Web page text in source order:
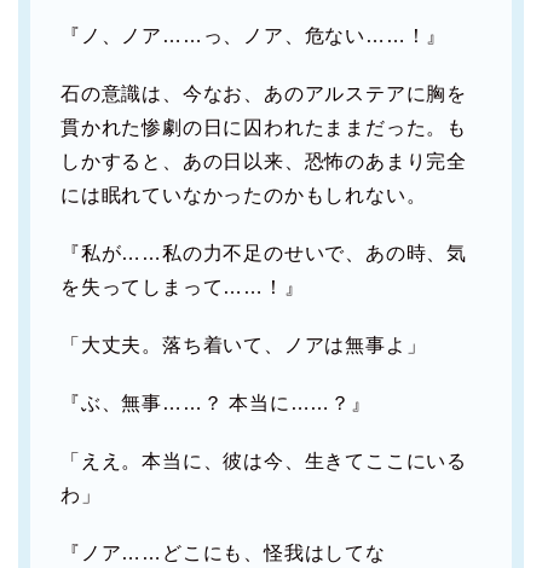
『ノ、ノア……っ、ノア、危ない……！』
石の意識は、今なお、あのアルステアに胸を
貫かれた惨劇の日に囚われたままだった。も
しかすると、あの日以来、恐怖のあまり完全
には眠れていなかったのかもしれない。
『私が……私の力不足のせいで、あの時、気
を失ってしまって……！』
「大丈夫。落ち着いて、ノアは無事よ」
『ぶ、無事……？ 本当に……？』
「ええ。本当に、彼は今、生きてここにいる
わ」
『ノア……どこにも、怪我はしてな